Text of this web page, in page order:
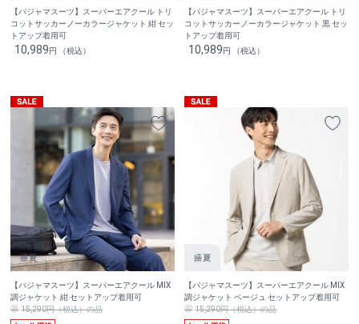
【パジャマスーツ】スーパーエアクール トリ
コットサッカーノーカラージャケット 紺 セッ
トアップ着用可
10,989円 （税込）
【パジャマスーツ】スーパーエアクール トリ
コットサッカーノーカラージャケット 黒 セッ
トアップ着用可
10,989円 （税込）
【パジャマスーツ】スーパーエアクール MIX
調ジャケット 紺 セットアップ着用可
15,290円（税込）の品
【パジャマスーツ】スーパーエアクール MIX
調ジャケット ベージュ セットアップ着用可
15,290円（税込）の品